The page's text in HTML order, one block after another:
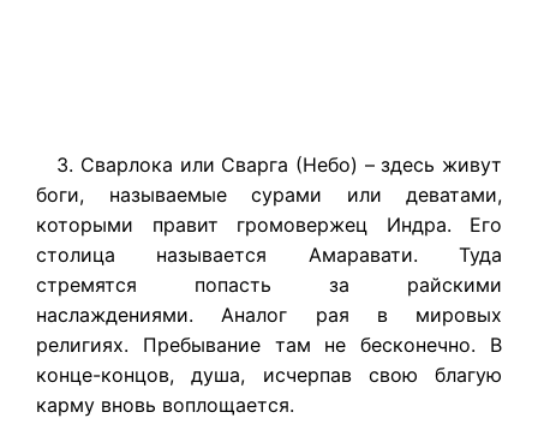
3. Сварлока или Сварга (Небо) – здесь живут
боги, называемые сурами или деватами,
которыми правит громовержец Индра. Его
столица называется Амаравати. Туда
стремятся попасть за райскими
наслаждениями. Аналог рая в мировых
религиях. Пребывание там не бесконечно. В
конце-концов, душа, исчерпав свою благую
карму вновь воплощается.